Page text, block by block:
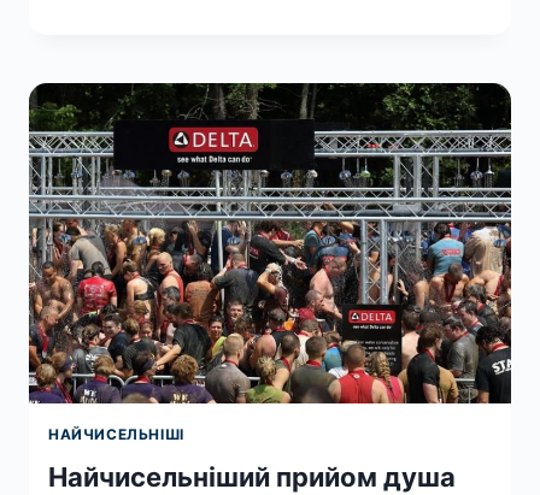
НАЙЧИСЕЛЬНІШІ
Найчисельніший прийом душа